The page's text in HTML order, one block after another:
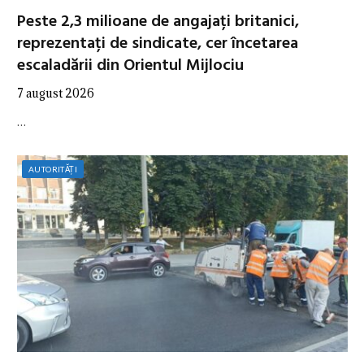
Peste 2,3 milioane de angajați britanici,
reprezentați de sindicate, cer încetarea
escaladării din Orientul Mijlociu
7 august 2026
…
AUTORITĂȚI